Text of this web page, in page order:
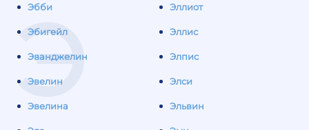
Э
Эбби
Эбигейл
Эванджелин
Эвелин
Эвелина
Эллиот
Эллис
Элпис
Элси
Эльвин